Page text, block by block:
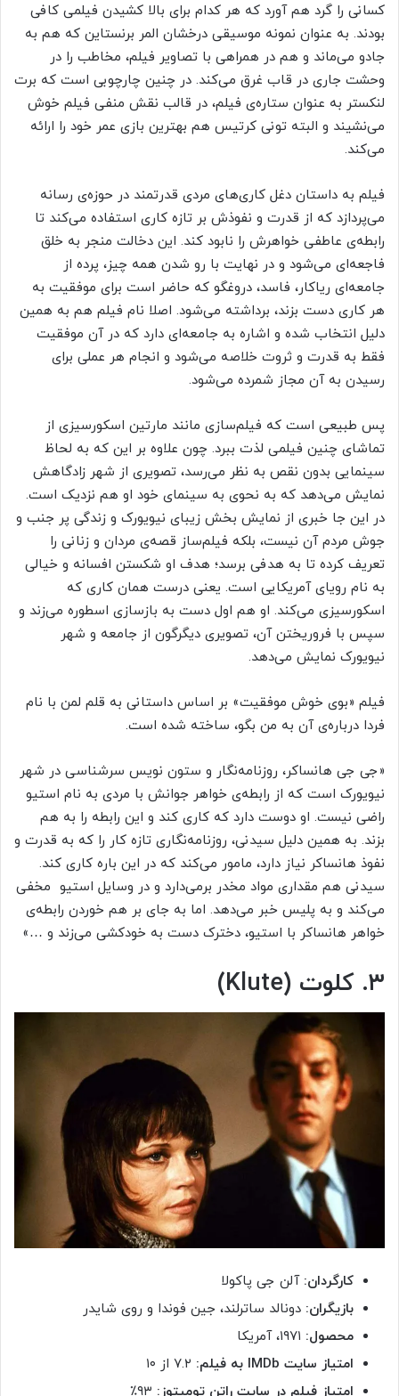
کسانی را گرد هم آورد که هر کدام برای بالا کشیدن فیلمی کافی
بودند. به عنوان نمونه موسیقی درخشان المر برنستاین که هم به
جادو می‌ماند و هم در همراهی با تصاویر فیلم، مخاطب را در
وحشت جاری در قاب غرق می‌کند. در چنین چارچوبی است که برت
لنکستر به عنوان ستاره‌‌ی فیلم، در قالب نقش منفی فیلم خوش
می‌نشیند و البته تونی کرتیس هم بهترین بازی عمر خود را ارائه
می‌کند.
فیلم به داستان دغل‌ کاری‌های مردی قدرتمند در حوزه‌ی رسانه
می‌پردازد که از قدرت و نفوذش بر تازه‌ کاری استفاده می‌کند تا
رابطه‌ی عاطفی خواهرش را نابود کند. این دخالت منجر به خلق
فاجعه‌‌ای می‌شود و در نهایت با رو شدن همه چیز، پرده از
جامعه‌ای ریاکار، فاسد، دروغگو که حاضر است برای موفقیت به
هر کاری دست بزند، برداشته می‌شود. اصلا نام فیلم هم به همین
دلیل انتخاب شده و اشاره به جامعه‌ای دارد که در آن موفقیت
فقط به قدرت و ثروت خلاصه می‌شود و انجام هر عملی برای
رسیدن به آن مجاز شمرده می‌شود.
پس طبیعی است که فیلم‌سازی مانند مارتین اسکورسیزی از
تماشای چنین فیلمی لذت ببرد. چون علاوه بر این که به لحاظ
سینمایی بدون نقص به نظر می‌رسد، تصویری از شهر زادگاهش
نمایش می‌دهد که به نحوی به سینمای خود او هم نزدیک است.
در این جا خبری از نمایش بخش زیبای نیویورک و زندگی پر جنب و
جوش مردم آن نیست، بلکه فیلم‌ساز قصه‌ی مردان و زنانی را
تعریف کرده تا به هدفی برسد؛ هدف او شکستن افسانه و خیالی
به نام رویای آمریکایی است. یعنی درست همان کاری که
اسکورسیزی می‌کند. او هم اول دست به بازسازی اسطوره می‌زند و
سپس با فروریختن آن، تصویری دیگرگون از جامعه و شهر
نیویورک نمایش می‌دهد.
فیلم «بوی خوش موفقیت» بر اساس داستانی به قلم لمن با نام
فردا درباره‌ی آن به من بگو، ساخته شده است.
«جی جی هانساکر، روزنامه‌نگار و ستون نویس سرشناسی در شهر
نیویورک است که از رابطه‌ی خواهر جوانش با مردی به نام استیو
راضی نیست. او دوست دارد که کاری کند و این رابطه را به هم
بزند. به همین دلیل سیدنی، روزنامه‌نگاری تازه کار را که به قدرت و
نفوذ هانساکر نیاز دارد، مامور می‌کند که در این باره کاری کند.
سیدنی هم مقداری مواد مخدر برمی‌دارد و در وسایل استیو مخفی
می‌کند و به پلیس خبر می‌دهد. اما به جای بر هم خوردن رابطه‌ی
خواهر هانساکر با استیو، دخترک دست به خودکشی می‌زند و …»
۳. کلوت (Klute)
کارگردان: آلن جی پاکولا
بازیگران: دونالد ساترلند، جین فوندا و روی شایدر
محصول:
امتیاز سایت IMDb به فیلم:
امتیاز فیلم در سایت راتن تومیتوز: